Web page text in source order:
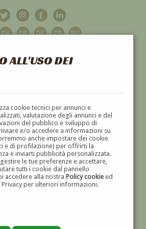
ALL'USO DEI
cookie tecnici per annunci e
valutazione degli annunci e del
del pubblico e sviluppo di
e/o accedere a informazioni su
anche impostare dei cookie
e di profilazione) per offrirti la
e inviarti pubblicità personalizzata.
le tue preferenze e accettare,
tutti i cookie dal pannello
accedere alla nostra Policy cookieed
per ulteriori informazioni.
GALLERIAD'ARTE
E SCULTURE '800 E '900